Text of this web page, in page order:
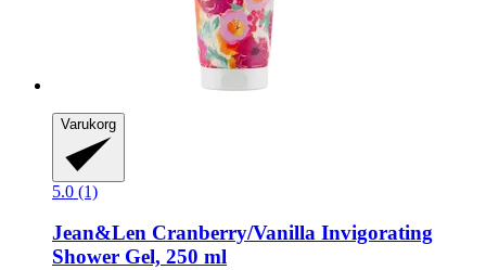
Varukorg
5.0 (1)
Jean&Len Cranberry/Vanilla Invigorating
Shower Gel, 250 ml